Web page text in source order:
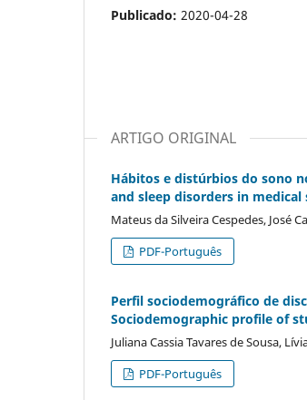
Publicado: 2020-04-28
ARTIGO ORIGINAL
Hábitos e distúrbios do sono
and sleep disorders in
Mateus da Silveira Cespedes, José
PDF-Português
Perfil sociodemográfico de
Sociodemographic profile of
Juliana Cassia Tavares de Sousa,
PDF-Português